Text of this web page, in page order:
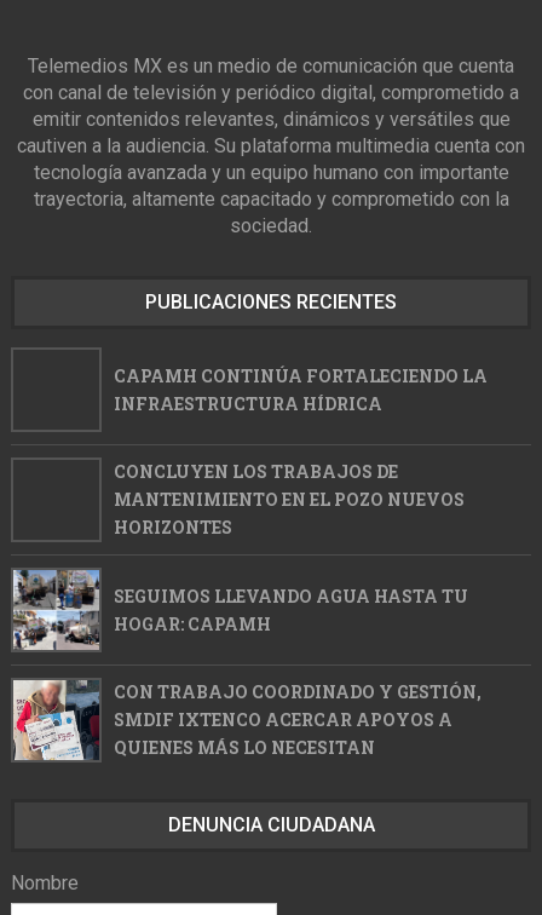
Telemedios MX es un medio de comunicación que cuenta
con canal de televisión y periódico digital, comprometido a
emitir contenidos relevantes, dinámicos y versátiles que
cautiven a la audiencia. Su plataforma multimedia cuenta con
tecnología avanzada y un equipo humano con importante
trayectoria, altamente capacitado y comprometido con la
sociedad.
PUBLICACIONES RECIENTES
CAPAMH CONTINÚA FORTALECIENDO LA
INFRAESTRUCTURA HÍDRICA
CONCLUYEN LOS TRABAJOS DE
MANTENIMIENTO EN EL POZO NUEVOS
HORIZONTES
SEGUIMOS LLEVANDO AGUA HASTA TU
HOGAR: CAPAMH
CON TRABAJO COORDINADO Y GESTIÓN,
SMDIF IXTENCO ACERCAR APOYOS A
QUIENES MÁS LO NECESITAN
DENUNCIA CIUDADANA
Nombre